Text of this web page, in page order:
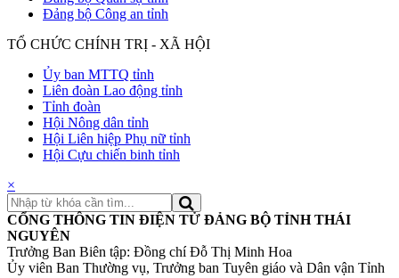
Đảng bộ Công an tỉnh
TỔ CHỨC CHÍNH TRỊ - XÃ HỘI
Ủy ban MTTQ tỉnh
Liên đoàn Lao động tỉnh
Tỉnh đoàn
Hội Nông dân tỉnh
Hội Liên hiệp Phụ nữ tỉnh
Hội Cựu chiến binh tỉnh
×
CỔNG THÔNG TIN ĐIỆN TỬ ĐẢNG BỘ TỈNH THÁI
NGUYÊN
Trưởng Ban Biên tập: Đồng chí Đỗ Thị Minh Hoa
Ủy viên Ban Thường vụ, Trưởng ban Tuyên giáo và Dân vận Tỉnh